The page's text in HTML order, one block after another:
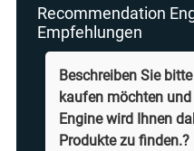
Recommendation
Empfehlungen
Beschreiben Sie
kaufen möchten
Engine wird Ihnen
Produkte zu finden.?